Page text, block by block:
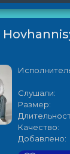
Слушали:
Размер:
Качество:
Добавлено: